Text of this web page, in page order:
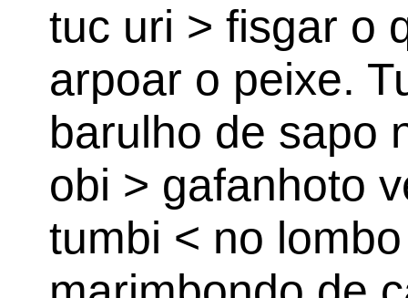
tuc uri > fisgar o
arpoar o peixe.
barulho de sapo
obi > gafanhoto
tumbi < no